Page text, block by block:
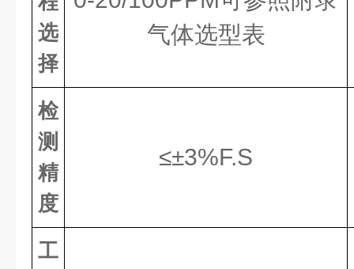
选
择
气体选型表
检
测
精
度
≤±3%F.S
工